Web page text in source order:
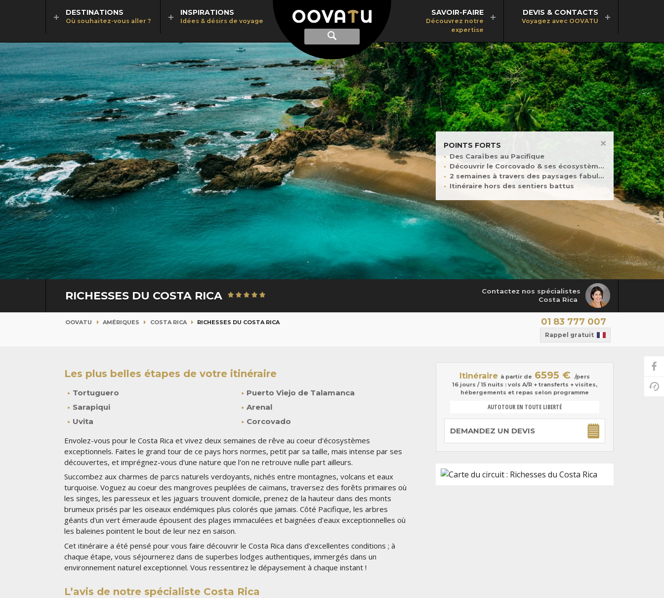
Afficher
recherche
Recherche
DESTINATIONS
Où souhaitez-vous aller ?
INSPIRATIONS
Idées & désirs de voyage
SAVOIR-FAIRE
Découvrez notre
expertise
DEVIS & CONTACTS
Voyagez avec OOVATU
POINTS FORTS
Des Caraïbes au Pacifique
Découvrir le Corcovado & ses écosystèmes
2 semaines à travers des paysages fabuleux
Itinéraire hors des sentiers battus
RICHESSES DU COSTA RICA
Contactez nos spécialistes
Costa Rica
OOVATU AMÉRIQUES COSTA RICA RICHESSES DU COSTA RICA 01 83 777 007
Rappel gratuit
Les plus belles étapes de votre itinéraire
Tortuguero
Puerto Viejo de Talamanca
Sarapiqui
Arenal
Uvita
Corcovado
Envolez-vous pour le Costa Rica et vivez deux semaines de rêve au coeur d'écosystèmes
exceptionnels. Faites le grand tour de ce pays hors normes, petit par sa taille, mais intense par ses
découvertes, et imprégnez-vous d'une nature que l'on ne retrouve nulle part ailleurs.
Succombez aux charmes de parcs naturels verdoyants, nichés entre montagnes, volcans et eaux
turquoise. Voguez au coeur des mangroves peuplées de caïmans, traversez des forêts primaires où
les singes, les paresseux et les jaguars trouvent domicile, prenez de la hauteur dans des monts
brumeux prisés par les oiseaux endémiques plus colorés que jamais. Côté Pacifique, les arbres
géants d'un vert émeraude épousent des plages immaculées et baignées d'eaux exceptionnelles où
les baleines pointent le bout de leur nez en saison.
Cet itinéraire a été pensé pour vous faire découvrir le Costa Rica dans d'excellentes conditions ; à
chaque étape, vous séjournerez dans de superbes lodges authentiques, immergés dans un
environnement naturel exceptionnel. Vous ressentirez le dépaysement à chaque instant !
L’avis de notre spécialiste Costa Rica
Itinéraire à partir de 6595 € /pers
16 jours / 15 nuits : vols A/R + transferts + visites,
hébergements et repas selon programme
AUTOTOUR EN TOUTE LIBERTÉ
DEMANDEZ UN DEVIS